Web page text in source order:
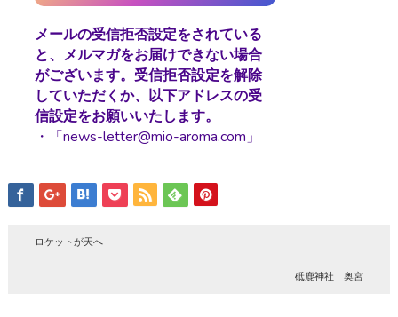
メールの受信拒否設定をされている
と、メルマガをお届けできない場合
がございます。受信拒否設定を解除
していただくか、以下アドレスの受
信設定をお願いいたします。
・「news-letter@mio-aroma.com」
ロケットが天へ
砥鹿神社 奥宮